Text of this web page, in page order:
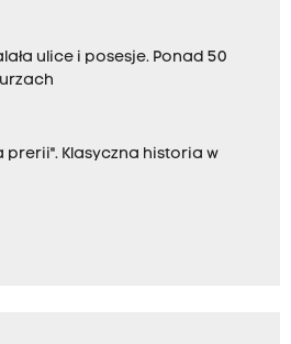
ulice i posesje. Ponad 50
prerii". Klasyczna historia w